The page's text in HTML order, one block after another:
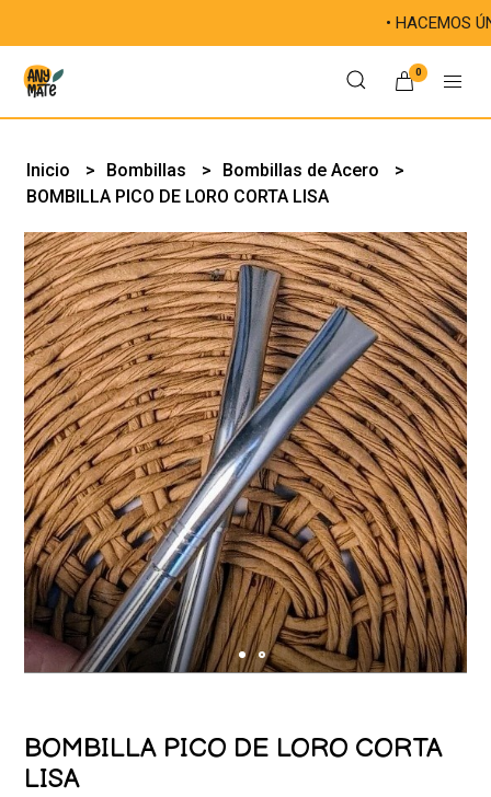
• HACEMOS ÚNICAS
0
Inicio Bombillas
Bombillas de Acero
BOMBILLA PICO DE LORO CORTA LISA
BOMBILLA PICO DE LORO CORTA
LISA